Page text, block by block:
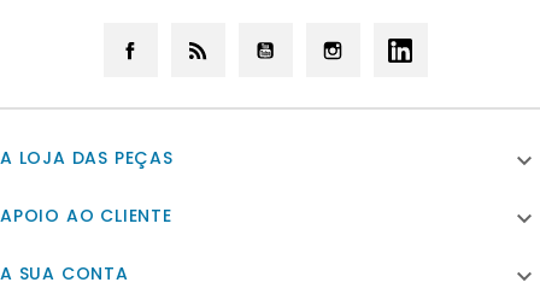
Facebook YouTube Instagram
A LOJA DAS PEÇAS 
APOIO AO CLIENTE 
A SUA CONTA 